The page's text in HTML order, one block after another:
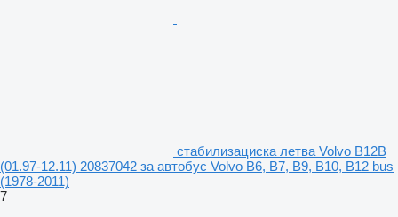
стабилизациска летва Volvo B12B
(01.97-12.11) 20837042 за автобус Volvo B6, B7, B9, B10, B12 bus
(1978-2011)
7